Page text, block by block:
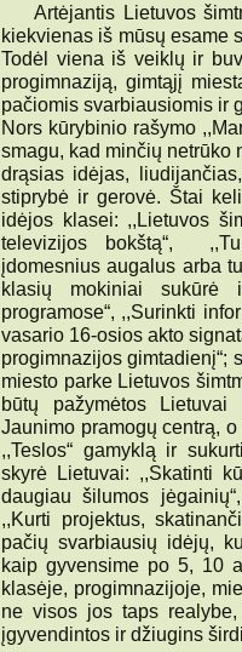
Artėjantis Lietuvos
kiekvienas iš mūsų esame
Todėl viena iš veiklų ir
progimnaziją, gimtąjį
pačiomis svarbiausiomis ir
Nors kūrybinio rašymo
smagu, kad minčių netrūko
drąsias idėjas,
stiprybė ir gerovė. Štai
idėjos klasei: ,,Lietuvos
televizijos bokštą“,
įdomesnius augalus arba
klasių mokiniai sukūrė
programose“, ,,Surinkti
vasario 16-osios akto
progimnazijos gimtadienį“;
miesto parke Lietuvos
būtų pažymėtos Lietuvai
Jaunimo pramogų centrą,
,,Teslos“ gamyklą ir
skyrė Lietuvai: ,,Skatinti
daugiau šilumos
,,Kurti projektus,
pačių svarbiausių idėjų,
kaip gyvensime po 5, 10
klasėje, progimnazijoje,
ne visos jos taps
įgyvendintos ir džiugins